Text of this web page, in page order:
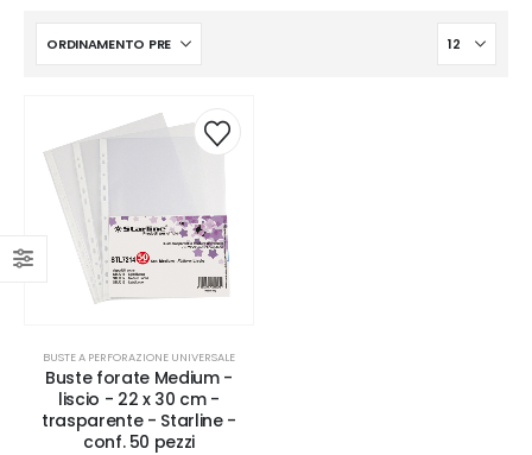
BUSTE A PERFORAZIONE UNIVERSALE
Buste forate Medium -
liscio - 22 x 30 cm -
trasparente - Starline -
conf. 50 pezzi